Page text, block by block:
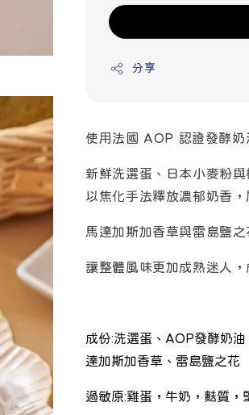
分享
使用法國 AOP 認證發酵奶
新鮮洗選蛋、日本小麥粉與
以焦化手法釋放濃郁奶香
馬達加斯加香草與雷島鹽
讓整體風味更加成熟迷人
成份:洗選蛋 、AOP發酵奶油
達加斯加香草 、雷島鹽之花
過敏原:雞蛋，牛奶，麩質 ，